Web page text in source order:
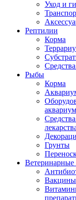
Уход и
Рептилии
Корма
Рыбы
Корма
Грунты
Ветеринарные
Вакцины